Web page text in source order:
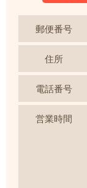
郵便番号
住所
電話番号
営業時間